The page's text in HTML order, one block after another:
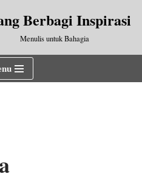
Berbagi Inspirasi
Menulis untuk Bahagia